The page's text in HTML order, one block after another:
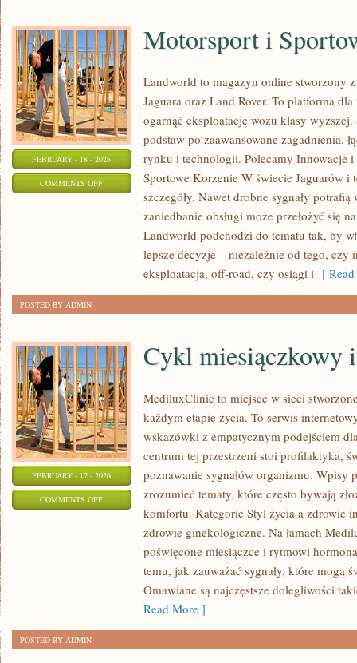
FEBRUARY - 18 - 2026
COMMENTS OFFON
MOTORSPORT
SPORTOWE
Motorsport i
Landworld to magazyn online stworzony
Jaguara oraz Land Rover. To platforma
ogarnąć eksploatację wozu klasy
podstaw po zaawansowane zagadnienia,
rynku i technologii. Polecamy Innowacje
Sportowe Korzenie W świecie Jaguarów i
szczegóły. Nawet drobne sygnały
zaniedbanie obsługi może przełożyć się
Landworld podchodzi do tematu tak, by
lepsze decyzje – niezależnie od tego, czy
eksploatacja, off-road, czy osiągi i [
POSTED BY ADMIN
FEBRUARY - 17 - 2026
COMMENTS OFFON
MIESIĄCZKOWY
ZABURZENIA
Cykl miesiączkowy
MediluxClinic to miejsce w sieci
każdym etapie życia. To serwis
wskazówki z empatycznym podejściem
centrum tej przestrzeni stoi profilaktyka,
poznawanie sygnałów organizmu. Wpisy
zrozumieć tematy, które często bywają
komfortu. Kategorie Styl życia a zdrowie
zdrowie ginekologiczne. Na łamach
poświęcone miesiączce i rytmowi
temu, jak zauważać sygnały, które mogą
Omawiane są najczęstsze dolegliwości
Read More ]
POSTED BY ADMIN